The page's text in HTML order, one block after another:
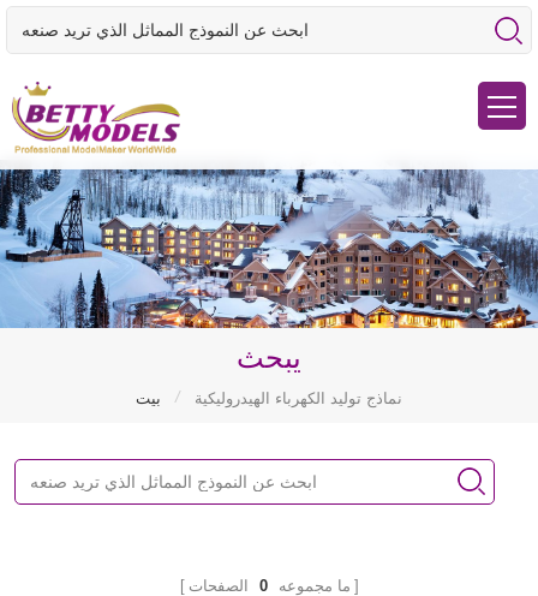
يبحث
بيت / نماذج توليد الكهرباء الهيدروليكية
ما مجموعه 0 الصفحات